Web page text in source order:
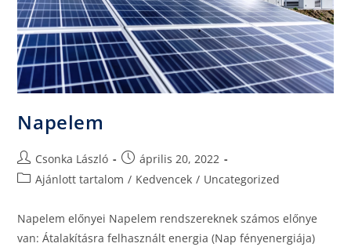
Napelem
Csonka László
április 20, 2022
Ajánlott tartalom / Kedvencek / Uncategorized
Napelem előnyei Napelem rendszereknek számos előnye
van: Átalakításra felhasznált energia (Nap fényenergiája)